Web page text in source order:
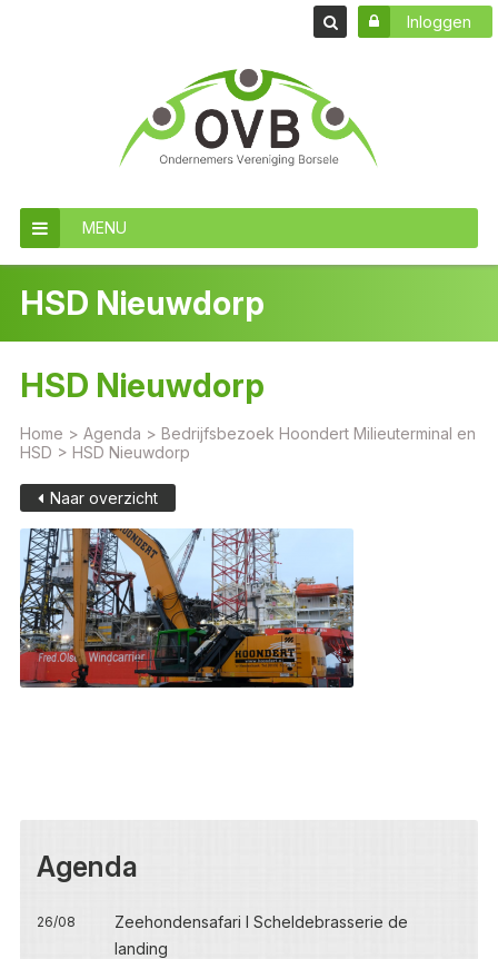
Inloggen
MENU
HSD Nieuwdorp
HSD Nieuwdorp
Home > Agenda > Bedrijfsbezoek Hoondert Milieuterminal en
HSD > HSD Nieuwdorp
Naar overzicht
Agenda
26/08
Zeehondensafari I Scheldebrasserie de
landing